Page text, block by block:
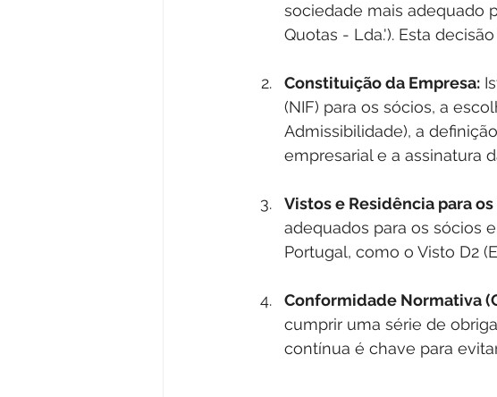
sociedade mais adequado
Quotas - Lda.'). Esta
Constituição da Empresa:
(NIF) para os sócios, a
Admissibilidade), a
empresarial e a assinatura
Vistos e Residência para os
adequados para os sócios
Portugal, como o Visto D2
Conformidade Normativa
cumprir uma série de
contínua é chave para